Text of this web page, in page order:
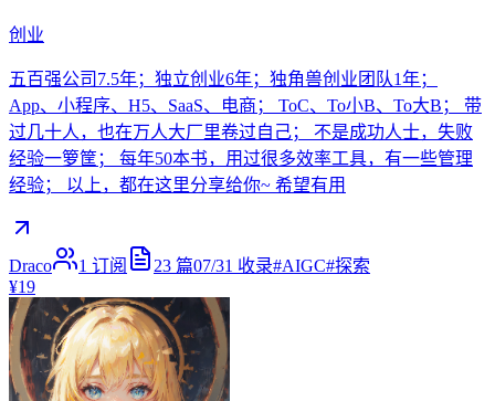
创业
五百强公司7.5年；独立创业6年；独角兽创业团队1年；
App、小程序、H5、SaaS、电商； ToC、To小B、To大B； 带
过几十人，也在万人大厂里卷过自己； 不是成功人士，失败
经验一箩筐； 每年50本书，用过很多效率工具，有一些管理
经验； 以上，都在这里分享给你~ 希望有用
Draco 1 订阅 23 篇07/31 收录#AIGC#探索
¥19